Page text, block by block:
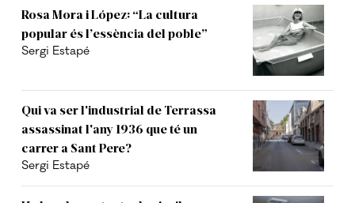
Rosa Mora i López: “La cultura
popular és l’essència del poble”
Sergi Estapé
Qui va ser l'industrial de Terrassa
assassinat l'any 1936 que té un
carrer a Sant Pere?
Sergi Estapé